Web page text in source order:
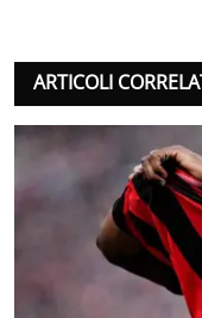
ARTICOLI